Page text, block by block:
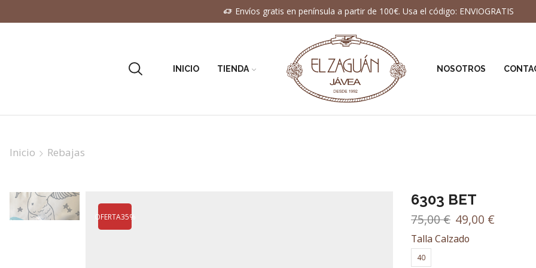
Envíos gratis en península a partir de 100€. Usa el código: ENVIOGRATIS
INICIO TIENDA NOSOTROS
Inicio Rebajas
OFERTA35%
6303 BET
75,00€ El
precio
original
49,00 €
Talla Calzado
40